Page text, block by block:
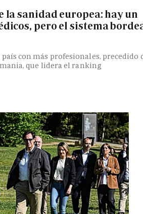
la sanidad europea: hay un
pero el sistema
con más profesionales, precedido
que lidera el ranking